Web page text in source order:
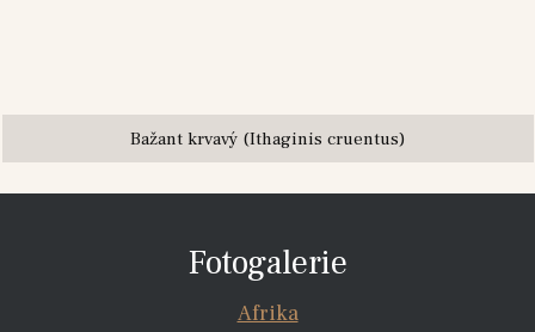
Bažant krvavý (Ithaginis cruentus)
Fotogalerie
Afrika